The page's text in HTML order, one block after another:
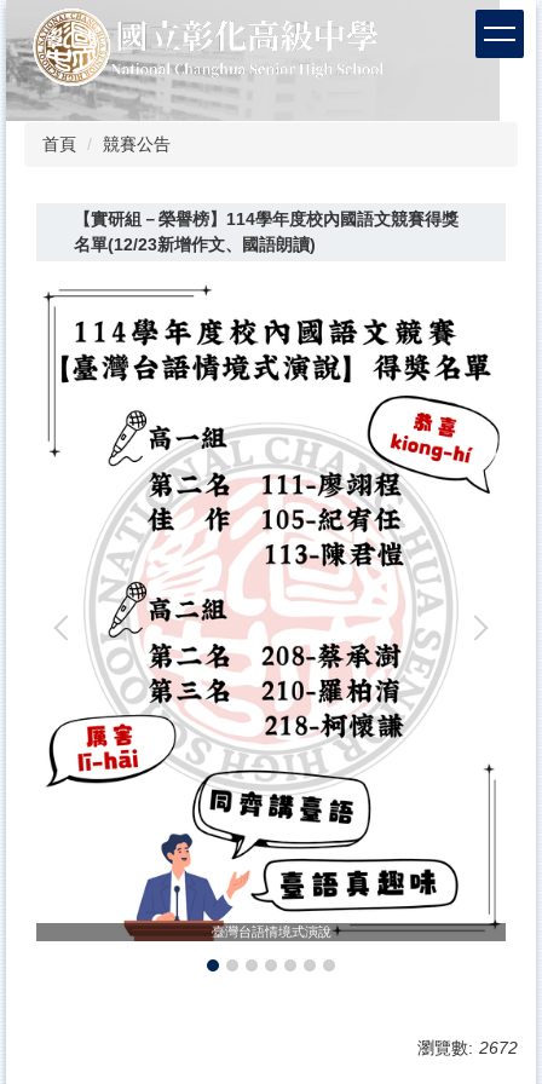
到
主
要
內
首頁 競賽公告
【實研組－榮譽榜】114學年度校內國語文競賽得獎
名單(12/23新增作文、國語朗讀)
臺灣台語情境式演說
瀏覽數: 2672